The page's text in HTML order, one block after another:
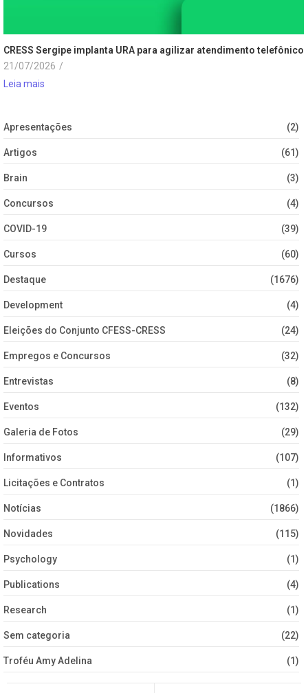
CRESS Sergipe implanta URA para agilizar atendimento telefônico
21/07/2026 /
Leia mais
Apresentações (2)
Artigos (61)
Brain (3)
Concursos (4)
COVID-19 (39)
Cursos (60)
Destaque (1676)
Development (4)
Eleições do Conjunto CFESS-CRESS (24)
Empregos e Concursos (32)
Entrevistas (8)
Eventos (132)
Galeria de Fotos (29)
Informativos (107)
Licitações e Contratos (1)
Notícias (1866)
Novidades (115)
Psychology (1)
Publications (4)
Research (1)
Sem categoria (22)
Troféu Amy Adelina (1)